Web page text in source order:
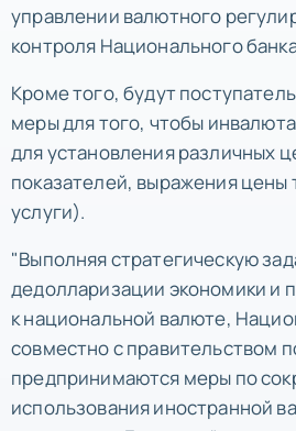
управлении валютного
контроля Национального
Кроме того, будут
меры для того, чтобы
для установления различных
показателей, выражения цены
услуги).
"Выполняя стратегическую
дедолларизации экономики и
к национальной валюте,
совместно с правительством
предпринимаются меры по
использования иностранной